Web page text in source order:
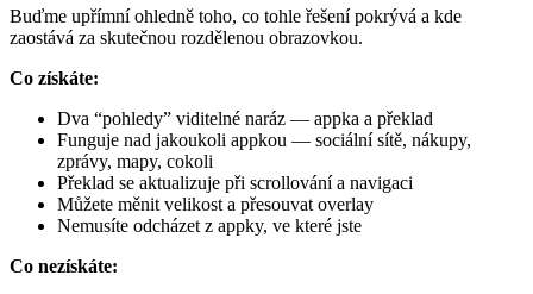
Buďme upřímní ohledně toho, co tohle řešení pokrývá a kde
zaostává za skutečnou rozdělenou obrazovkou.
Co získáte:
Dva “pohledy” viditelné naráz — appka a překlad
Funguje nad jakoukoli appkou — sociální sítě, nákupy,
zprávy, mapy, cokoli
Překlad se aktualizuje při scrollování a navigaci
Můžete měnit velikost a přesouvat overlay
Nemusíte odcházet z appky, ve které jste
Co nezískáte: